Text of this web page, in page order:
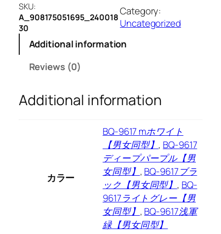
プ
ル
日
夏
2
0
2
5
新
型
U
V
カ
ッ
ト
SKU:
A_908175051695_240018
30
Category:
Uncategorized
Additional information
Reviews (0)
Additional information
カラー
BQ-9617 mホワイト
【男女同型】 , BQ-9617
ディープパープル【男
女同型】 , BQ-9617ブラ
ック【男女同型】 , BQ-
9617ライトグレー【男
女同型】 , BQ-9617浅軍
緑【男女同型】